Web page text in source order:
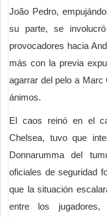
João Pedro,
su parte, se
provocadores hacia
más con la previa
agarrar del pelo a Marc
ánimos.
El caos reinó en el
Chelsea, tuvo que
Donnarumma del
oficiales de seguridad
que la situación
entre los